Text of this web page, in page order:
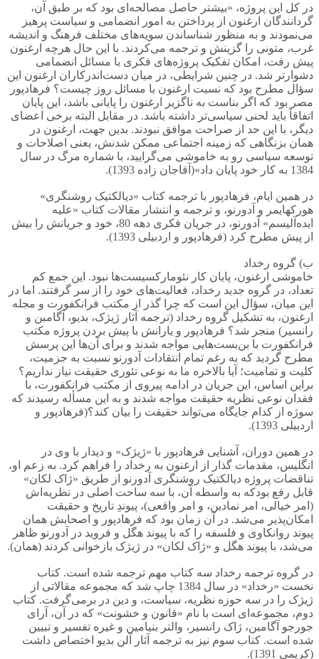
در کل این پروژه، «بیشتر حاصل مصالحه‌ای بود که بر طبق آن،
گردانندگان ارغنون از پرداختن به امور انضمامی و سیاست پرهیز
می‌نمودند و به منظور شناساندن سویه‌های مختلف فرهنگ و اندیشه
غرب، متونی را گزینش و ترجمه می‌کردند. با این حال هرچه ارغنون
پیش رفت، امکان تفکیک پروژه‌های فکری با مسائل انضمامی
دشوارتر شد. در چنین شرایطی، در میان دست‌اندرکاران ارغنون این
سؤال مطرح بود که نسبت ارغنون با مسائل روز چیست؟ فرهادپور
مصر بود که اگر بناست به ناگزیر ارغنون را پایانی باشد، این پایان
اتفاقاً باید لحنی سیاسی‌تر داشته باشد. در مقابل البته برخی اعضای
دیگر، با این حد از صراحت موافق نبودند. بدین جهت، ارغنون در
همان بزنگاهی که زمینه اجتماعی ممکن شدنش، یعنی اصلاحات و
توسعه سیاسی رو به خاموشی می‌گرایید، با شماره مرگ در سال
1384 به کار خود پایان داد»(آقاجان زاده 1393).
در همین ایام، فرهادپور با ترجمه کتاب «دیالکتیک روشنگری»
هورکهایمر و آدورنو، و ترجمه و انتشار مقالات کتاب «علیه
ایده‌آلیسم» آدورنو، در جریان فکری دهه 80، خود و جریانش را بیش
از پیش مطرح کرد (فرهادپور و اردبیلی 1393).
ب) گروه رخداد
خاموشی ارغنون، پایان کار نئومارکسیست‌ها نبود. این جمع کم
تعداد، در گروه جدید رخداد، فعالیت‌های خود را از سر گرفتند. اما در
این میان، سؤال این است که چرا گذر از مکتب فرانکفورت و مجله
ارغنون، به تشکیل گروه رخداد (ترجمه آثار ژیژک، بدیو، آگامبن و
رانسیر) منجر شد؟ فرهادپور و یارانش با پیش بردن پروژه مکتب
فرانکفورت با بن‌بست‌هایی مواجه شدند و برای آن‌ها این پرسش
مطرح گردید که به رغم تمام انتقادات آدورنو نسبت به جزمیت،
کلیت و تمامیت؛ آیا بالاخره ما به نوعی تئوری حقیقت نیاز نداریم؟
براین اساس، این جریان در ادامه پیروی از مکتب فرانکفورت، با
فقدان نوعی نظریه حقیقت مواجه شدند و به این مسأله رسیدند که
سوژه از کدام جایگاه می‌تواند حقیقت را بیان کند؟(فرهادپور و
اردبیلی 1393).
در همین دوران، آشنایی فرهادپور با «ژیژک» و دیدار با وی در
انگلیس، مقدمات گذار از ارغنون به رخداد را فراهم کرد. به زعم او،
تناقضات پروژه دیالکتیک روشنگری آدورنو از طریق «ژاک لکان»
قابل رفع بودکه به واسطه آن، با سه ساحت اصلی در نظریه‌اش
(امر خیالی، امر نمادین، و امر واقعی)، پیوندِ تاریخ و حقیقت
امکان‌پذیر می‌شد. در آن زمان بود که فرهادپور و اصحابش همان
پیوند روانکاوی و فلسفه را که با پیوند هگل و فروید در آدورنو ظاهر
می‌شد، با پیوند هگل و «ژاک لکان» در ژیژک بازخوانی کردند (همان).
در گروه ترجمه رخداد سه کتاب مهم ترجمه شده است. کتاب
نخست «رخداد» در سال 1384 چاپ شد که مجموعه مقالاتی از
ژیژک را در سه حوزه نظریه، سیاست، و دین در برمی‌گرفت. کتاب
دوم، مجموعه‌ای است با نام «قانون و خشونت» که در آن، آرای
جورجو آگامبن، ژاک رانسیر، والتر بنیامین و غیره تفسیر و تبیین
شده است. کتاب سوم نیز به ترجمه آثار آلن بدیو اختصاص داشت
(کریمی 1391).